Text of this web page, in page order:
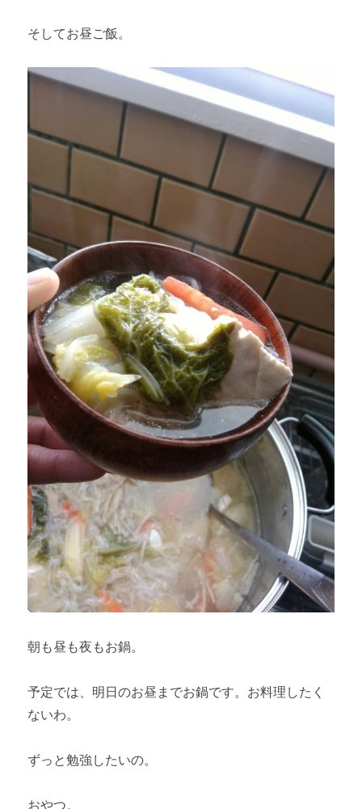
そしてお昼ご飯。
朝も昼も夜もお鍋。
予定では、明日のお昼までお鍋です。お料理したく
ないわ。
ずっと勉強したいの。
おやつ。